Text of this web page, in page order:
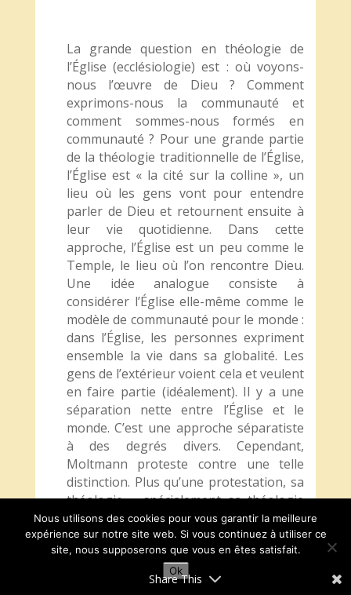
La grande question en théologie de
l’Église (ecclésiologie) est : où voyons-
nous l’œuvre de Dieu ? Comment
exprimons-nous la communauté et
comment sommes-nous formés en
communauté ? Pour une grande partie
de la théologie traditionnelle de l’Église,
l’Église est « la cité sur la colline », un
lieu où les gens vont pour entendre
parler de Dieu et retournent ensuite à
leur vie quotidienne. Dans cette
approche, l’Église est un peu comme le
Temple, le lieu où l’on rencontre Dieu.
Une idée analogue consiste à
considérer l’Église elle-même comme le
modèle de communauté pour le monde :
dans l’Église, les personnes expriment
ensemble la vie dans sa globalité. Les
gens de l’extérieur voient cela et veulent
en faire partie (idéalement). Il y a une
séparation nette entre l’Église et le
monde. C’est une approche séparatiste
à des degrés divers. Cependant,
Moltmann proteste contre une telle
distinction. Plus qu’une protestation, sa
théologie – spécialement sa théologie
de l’Esprit – inspire et guide notre façon
d’être, comme Jésus, incarnée dans, avec
et au milieu de notre propre contexte.
L’Église est dans le monde et le monde
Share This
Nous utilisons des cookies pour vous garantir la meilleure
expérience sur notre site web. Si vous continuez à utiliser ce
site, nous supposerons que vous en êtes satisfait.
Ok